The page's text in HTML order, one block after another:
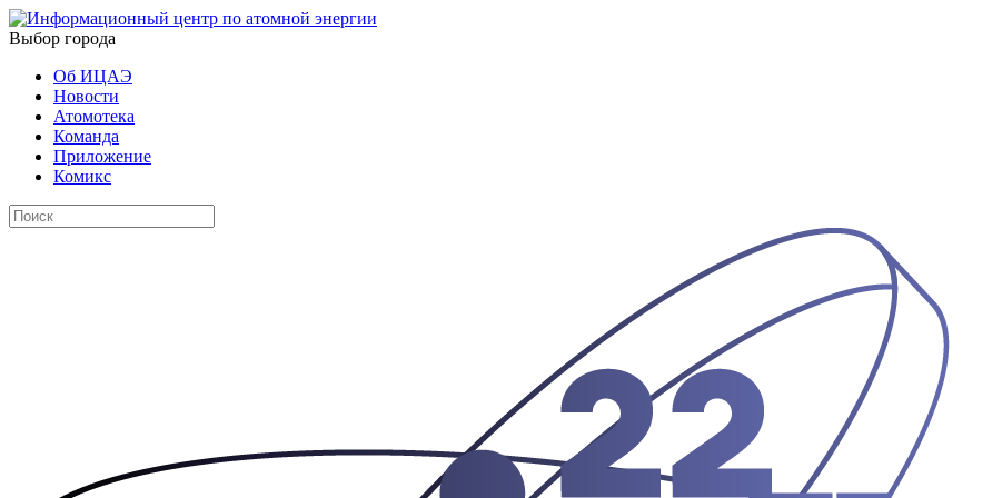
Выбор города
Об ИЦАЭ
Новости
Атомотека
Команда
Приложение
Комикс